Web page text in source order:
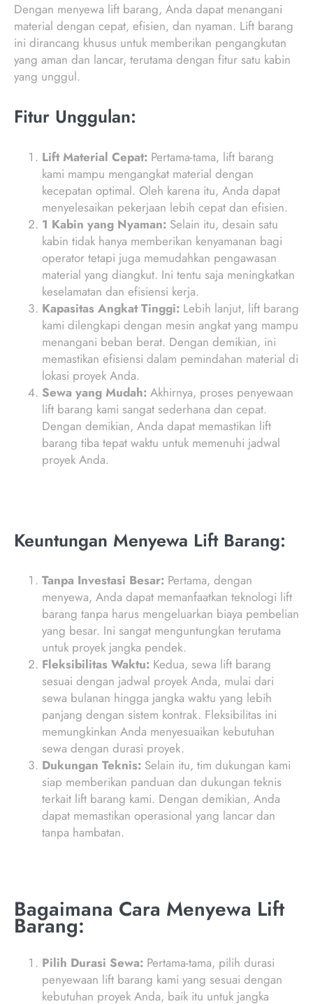
Dengan menyewa lift barang, Anda dapat menangani
material dengan cepat, efisien, dan nyaman. Lift barang
ini dirancang khusus untuk memberikan pengangkutan
yang aman dan lancar, terutama dengan fitur satu kabin
yang unggul.
Fitur Unggulan:
Lift Material Cepat: Pertama-tama, lift barang
kami mampu mengangkat material dengan
kecepatan optimal. Oleh karena itu, Anda dapat
menyelesaikan pekerjaan lebih cepat dan efisien.
1 Kabin yang Nyaman: Selain itu, desain satu
kabin tidak hanya memberikan kenyamanan bagi
operator tetapi juga memudahkan pengawasan
material yang diangkut. Ini tentu saja meningkatkan
keselamatan dan efisiensi kerja.
Kapasitas Angkat Tinggi: Lebih lanjut, lift barang
kami dilengkapi dengan mesin angkat yang mampu
menangani beban berat. Dengan demikian, ini
memastikan efisiensi dalam pemindahan material di
lokasi proyek Anda.
Sewa yang Mudah: Akhirnya, proses penyewaan
lift barang kami sangat sederhana dan cepat.
Dengan demikian, Anda dapat memastikan lift
barang tiba tepat waktu untuk memenuhi jadwal
proyek Anda.
Keuntungan Menyewa Lift Barang:
Tanpa Investasi Besar: Pertama, dengan
menyewa, Anda dapat memanfaatkan teknologi lift
barang tanpa harus mengeluarkan biaya pembelian
yang besar. Ini sangat menguntungkan terutama
untuk proyek jangka pendek.
Fleksibilitas Waktu: Kedua, sewa lift barang
sesuai dengan jadwal proyek Anda, mulai dari
sewa bulanan hingga jangka waktu yang lebih
panjang dengan sistem kontrak. Fleksibilitas ini
memungkinkan Anda menyesuaikan kebutuhan
sewa dengan durasi proyek.
Dukungan Teknis: Selain itu, tim dukungan kami
siap memberikan panduan dan dukungan teknis
terkait lift barang kami. Dengan demikian, Anda
dapat memastikan operasional yang lancar dan
tanpa hambatan.
Bagaimana Cara Menyewa Lift
Barang:
Pilih Durasi Sewa: Pertama-tama, pilih durasi
penyewaan lift barang kami yang sesuai dengan
kebutuhan proyek Anda, baik itu untuk jangka